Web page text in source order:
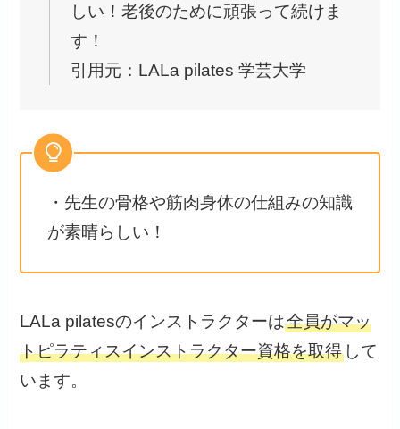
しい！老後のために頑張って続けま
す！
引用元：LALa pilates 学芸大学
・先生の骨格や筋肉身体の仕組みの知識
が素晴らしい！
LALa pilatesのインストラクターは全員がマッ
トピラティスインストラクター資格を取得 して
います。